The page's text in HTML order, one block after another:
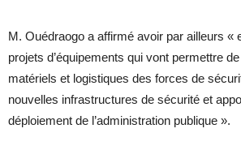
M. Ouédraogo a affirmé avoir par ailleurs «
projets d’équipements qui vont permettre
matériels et logistiques des forces de
nouvelles infrastructures de sécurité et
déploiement de l’administration publique ».